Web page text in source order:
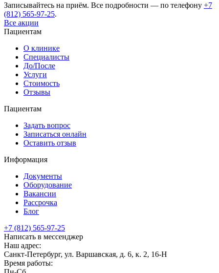
Записывайтесь на приём. Все подробности — по телефону +7
(812) 565-97-25.
Все акции
Пациентам
О клинике
Специалисты
До/После
Услуги
Стоимость
Отзывы
Пациентам
Задать вопрос
Записаться онлайн
Оставить отзыв
Информация
Документы
Оборудование
Вакансии
Рассрочка
Блог
+7 (812) 565-97-25
Написать в мессенджер
Наш адрес:
Санкт-Петербург, ул. Варшавская, д. 6, к. 2, 16-Н
Время работы: